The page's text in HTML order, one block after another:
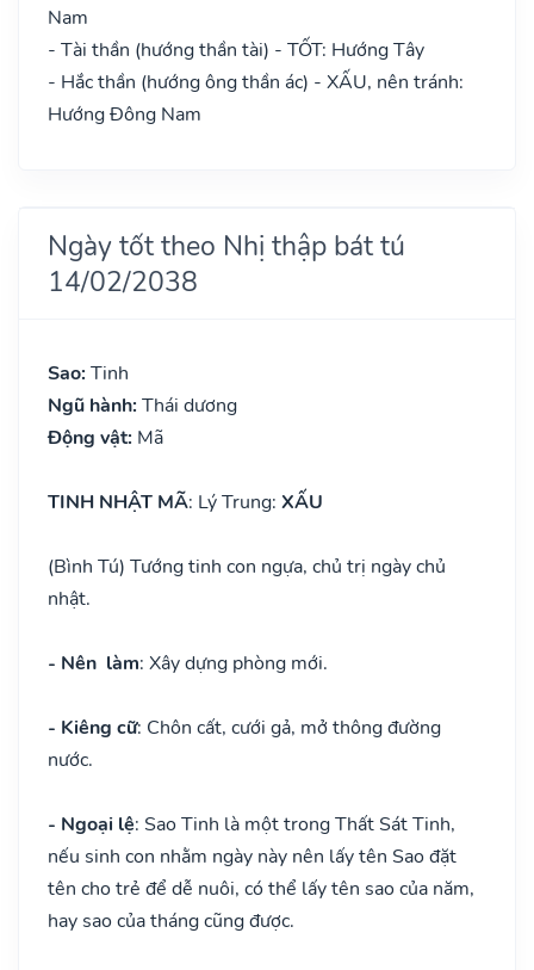
Nam
- Tài thần (hướng thần tài) - TỐT: Hướng Tây
- Hắc thần (hướng ông thần ác) - XẤU, nên tránh:
Hướng Đông Nam
Ngày tốt theo Nhị thập bát tú
14/02/2038
Sao: Tinh
Ngũ hành: Thái dương
Động vật: Mã
TINH NHẬT MÃ: Lý Trung: XẤU
(Bình Tú) Tướng tinh con ngựa, chủ trị ngày chủ
nhật.
- Nên làm: Xây dựng phòng mới.
- Kiêng cữ: Chôn cất, cưới gả, mở thông đường
nước.
- Ngoại lệ: Sao Tinh là một trong Thất Sát Tinh,
nếu sinh con nhằm ngày này nên lấy tên Sao đặt
tên cho trẻ để dễ nuôi, có thể lấy tên sao của năm,
hay sao của tháng cũng được.